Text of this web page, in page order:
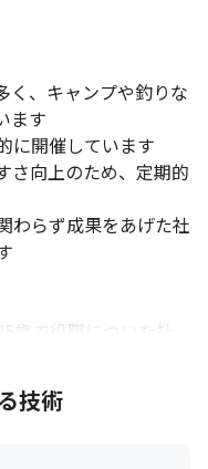
く、キャンプや釣りな
ます
に開催しています
さ向上のため、定期的
わらず成果をあげた社
歳で役職についた社
技術